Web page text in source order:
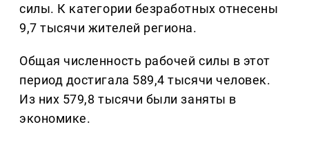
силы. К категории безработных отнесены
9,7 тысячи жителей региона.
Общая численность рабочей силы в этот
период достигала 589,4 тысячи человек.
Из них 579,8 тысячи были заняты в
экономике.